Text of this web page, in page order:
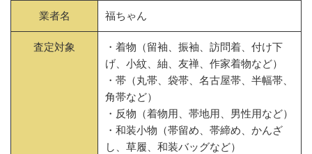
業者名 福ちゃん
査定対象
・着物（留袖、振袖、訪問着、付け下
げ、小紋、紬、友禅、作家着物など）
・帯（丸帯、袋帯、名古屋帯、半幅帯、
角帯など）
・反物（着物用、帯地用、男性用など）
・和装小物（帯留め、帯締め、かんざ
し、草履、和装バッグなど）